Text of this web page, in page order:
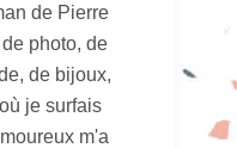
de Pierre
photo, de
de bijoux,
je surfais
m'a